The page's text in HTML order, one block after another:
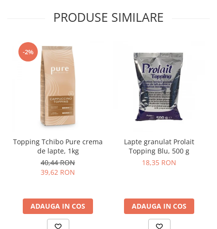
PRODUSE SIMILARE
-2%
Topping Tchibo Pure crema
de lapte, 1kg
40,44 RON
39,62 RON
ADAUGA IN COS
Lapte granulat Prolait
Topping Blu, 500 g
18,35 RON
ADAUGA IN COS